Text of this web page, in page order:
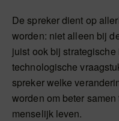
De spreker dient op
worden: niet alleen bij
juist ook bij
technologische
spreker welke
worden om beter
menselijk leven.